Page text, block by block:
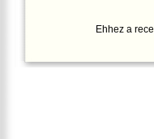
Ehhez a